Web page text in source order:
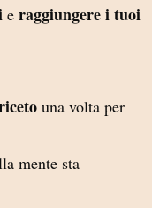
e raggiungere i tuoi
una volta per
mente sta